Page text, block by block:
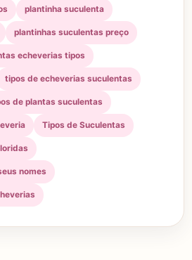
plantinha suculenta
plantinhas suculentas preço
echeverias tipos
tipos de echeverias suculentas
de plantas suculentas
Tipos de Suculentas
nomes